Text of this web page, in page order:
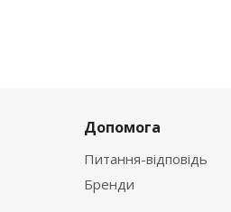
Допомога
Питання-відповідь
Бренди